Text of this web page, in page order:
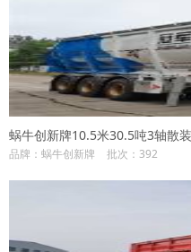
蜗牛创新牌10.5米30.5吨3轴散
品牌：蜗牛创新牌 批次：392